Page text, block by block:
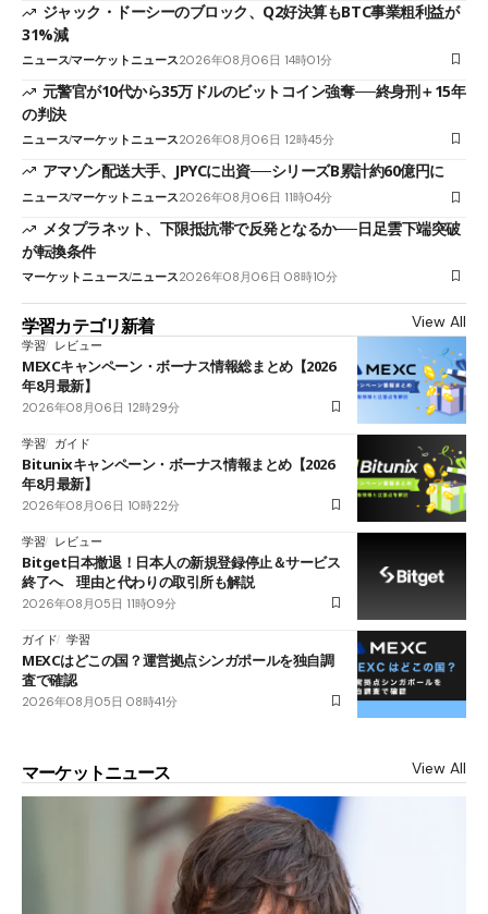
ジャック・ドーシーのブロック、Q2好決算もBTC事業粗利益が
31%減
ニュースマーケットニュース2026年08月06日 14時01分
元警官が10代から35万ドルのビットコイン強奪──終身刑＋15年
の判決
ニュースマーケットニュース2026年08月06日 12時45分
アマゾン配送大手、JPYCに出資──シリーズB累計約60億円に
ニュースマーケットニュース2026年08月06日 11時04分
メタプラネット、下限抵抗帯で反発となるか──日足雲下端突破
が転換条件
マーケットニュースニュース2026年08月06日 08時10分
学習カテゴリ新着 View All
学習 レビュー
MEXCキャンペーン・ボーナス情報総まとめ【2026
年8月最新】
2026年08月06日 12時29分
学習 ガイド
Bitunixキャンペーン・ボーナス情報まとめ【2026
年8月最新】
2026年08月06日 10時22分
学習 レビュー
Bitget日本撤退！日本人の新規登録停止＆サービス
終了へ 理由と代わりの取引所も解説
2026年08月05日 11時09分
ガイド 学習
MEXCはどこの国？運営拠点シンガポールを独自調
査で確認
2026年08月05日 08時41分
マーケットニュース View All